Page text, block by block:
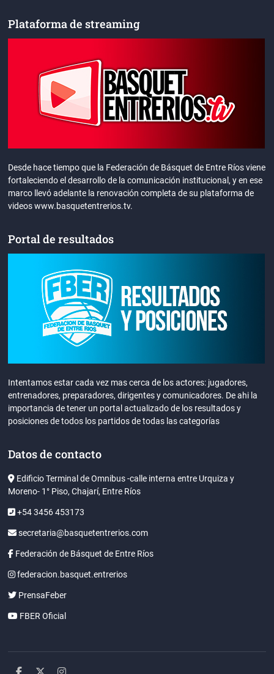
Plataforma de streaming
Desde hace tiempo que la Federación de Básquet de Entre Ríos viene
fortaleciendo el desarrollo de la comunicación institucional, y en ese
marco llevó adelante la renovación completa de su plataforma de
videos www.basquetentrerios.tv.
Portal de resultados
Intentamos estar cada vez mas cerca de los actores: jugadores,
entrenadores, preparadores, dirigentes y comunicadores. De ahi la
importancia de tener un portal actualizado de los resultados y
posiciones de todos los partidos de todas las categorías
Datos de contacto
Edificio Terminal de Omnibus -calle interna entre Urquiza y
Moreno- 1° Piso, Chajarí, Entre Ríos
+54 3456 453173
secretaria@basquetentrerios.com
Federación de Básquet de Entre Ríos
federacion.basquet.entrerios
PrensaFeber
FBER Oficial
facebook
twitterinstagram